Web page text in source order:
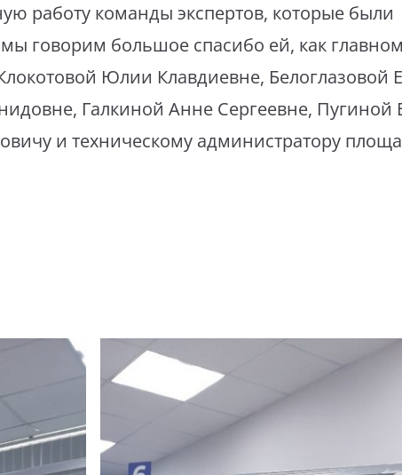
работу команды экспертов, которые были
говорим большое спасибо ей, как
Юлии Клавдиевне, Белоглазовой
Галкиной Анне Сергеевне, Пугиной
и техническому администратору